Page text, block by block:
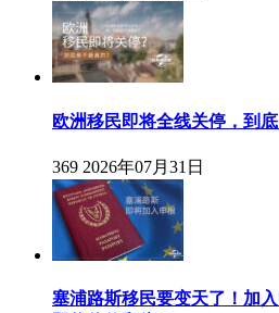
欧洲移民即将全线关停，到
369 2026年07月31日
塞浦路斯移民要变天了！加